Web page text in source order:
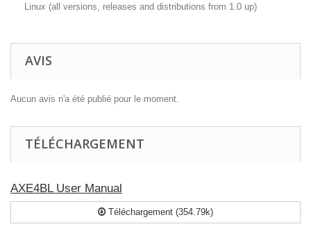
Linux (all versions, releases and distributions from 1.0 up)
AVIS
Aucun avis n'a été publié pour le moment.
TÉLÉCHARGEMENT
AXE4BL User Manual
Téléchargement (354.79k)